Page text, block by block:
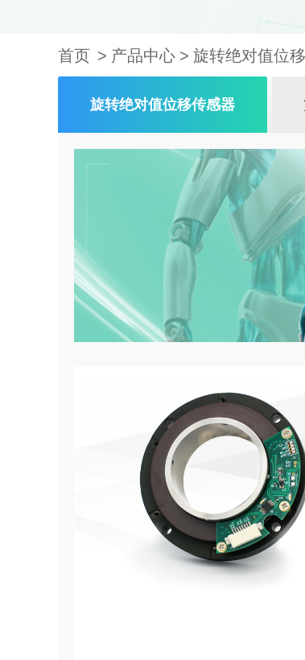
首页 产品中心 旋转绝对值位
旋转绝对值位移传感器